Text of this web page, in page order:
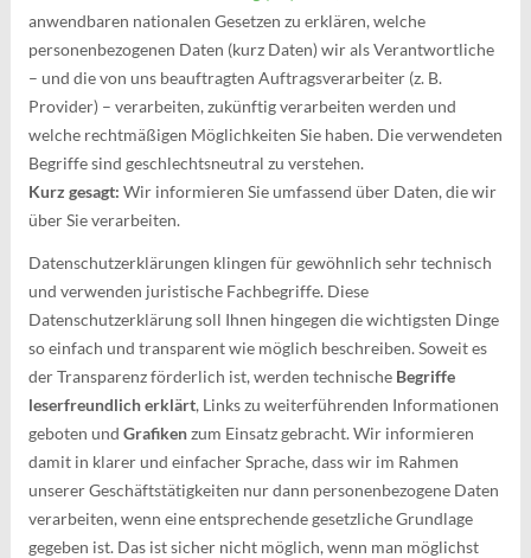
anwendbaren nationalen Gesetzen zu erklären, welche
personenbezogenen Daten (kurz Daten) wir als Verantwortliche
– und die von uns beauftragten Auftragsverarbeiter (z. B.
Provider) – verarbeiten, zukünftig verarbeiten werden und
welche rechtmäßigen Möglichkeiten Sie haben. Die verwendeten
Begriffe sind geschlechtsneutral zu verstehen.
Kurz gesagt: Wir informieren Sie umfassend über Daten, die wir
über Sie verarbeiten.
Datenschutzerklärungen klingen für gewöhnlich sehr technisch
und verwenden juristische Fachbegriffe. Diese
Datenschutzerklärung soll Ihnen hingegen die wichtigsten Dinge
so einfach und transparent wie möglich beschreiben. Soweit es
der Transparenz förderlich ist, werden technische Begriffe
leserfreundlich erklärt, Links zu weiterführenden Informationen
geboten und Grafikenzum Einsatz gebracht. Wir informieren
damit in klarer und einfacher Sprache, dass wir im Rahmen
unserer Geschäftstätigkeiten nur dann personenbezogene Daten
verarbeiten, wenn eine entsprechende gesetzliche Grundlage
gegeben ist. Das ist sicher nicht möglich, wenn man möglichst